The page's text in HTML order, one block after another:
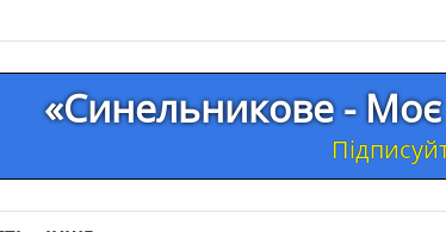
«Синельникове - Моє